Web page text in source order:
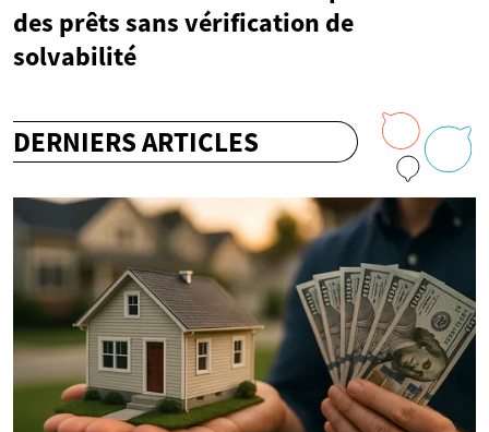
des prêts sans vérification de
solvabilité
DERNIERS ARTICLES